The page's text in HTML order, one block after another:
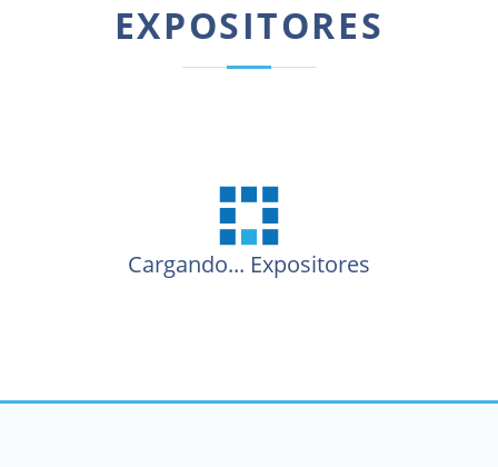
EXPOSITORES
Cargando... Expositores